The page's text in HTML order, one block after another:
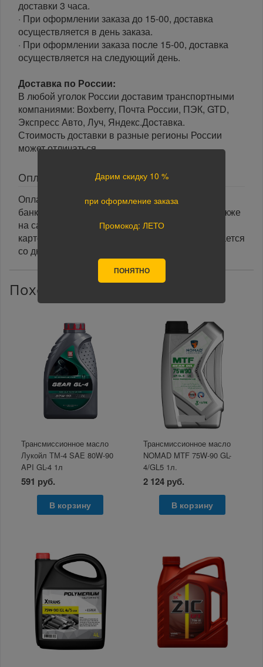
доставки 3 часа.
· При оформлении заказа до 15-00, доставка
осуществляется в день заказа.
· При оформлении заказа после 15-00, доставка
осуществляется на следующий день.
Доставка по России:
В любой уголок России доставим транспортными
компаниями: Boxberry, Почта России, ПЭК, GTD,
Экспресс Авто, Луч, Яндекс.Доставка.
Стоимость доставки в разные регионы России
может отличаться.
Оплата
Оплата заказа осуществляется наличными или
банковской картой курьеру при получении, а также
на сайте при оформлении заказа. При оплате
картой на сайте указанный срок доставки считается
со дня поступления оплаты.
Похожие товары
Трансмиссионное масло
Лукойл ТМ-4 SAE 80W-90
API GL-4 1л
591 руб.
В корзину
Трансмиссионное масло
NOMAD MTF 75W-90 GL-
4/GL5 1л.
2 124 руб.
В корзину
Дарим скидку 10 %
при оформление заказа
Промокод: ЛЕТО
ПОНЯТНО